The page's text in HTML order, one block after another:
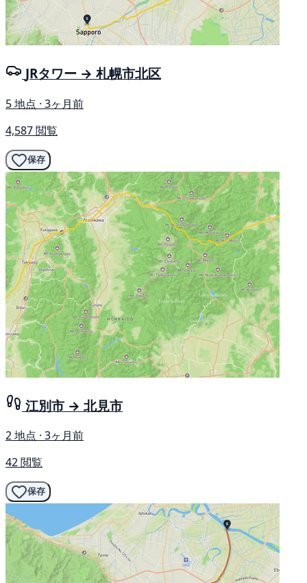
JRタワー → 札幌市北区
5 地点 · 3ヶ月前
4,587 閲覧
保存
江別市 → 北見市
2 地点 · 3ヶ月前
42 閲覧
保存